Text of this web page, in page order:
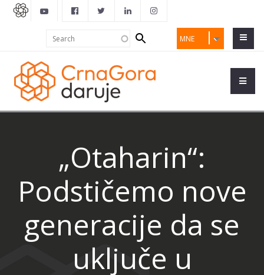
MNE
Search
form
„Otaharin“:
Podstičemo nove
generacije da se
uključe u